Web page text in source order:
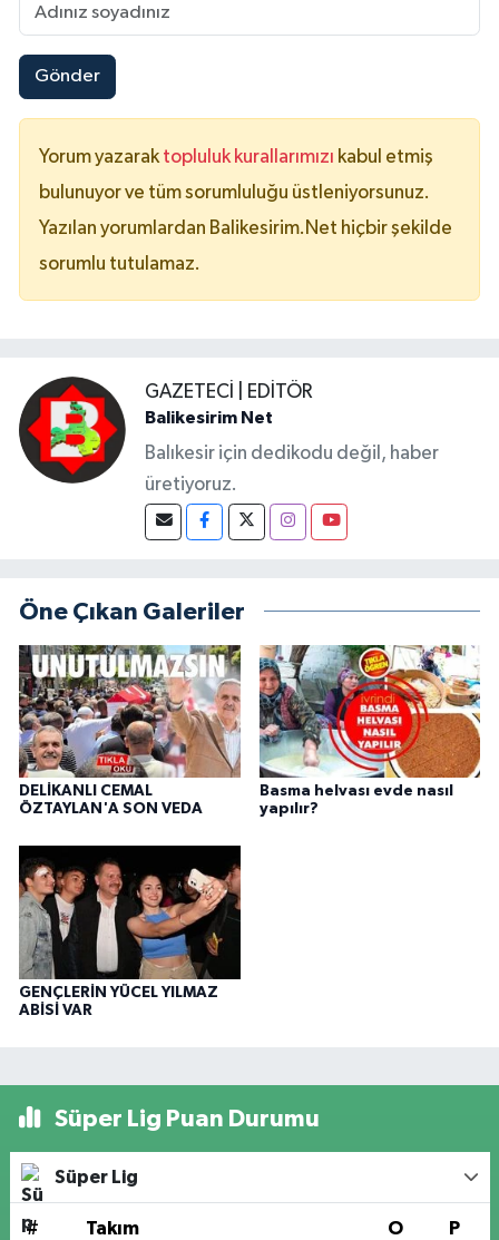
Gönder
Yorum yazarak topluluk kurallarımızı kabul etmiş
bulunuyor ve tüm sorumluluğu üstleniyorsunuz.
Yazılan yorumlardan Balikesirim.Net hiçbir şekilde
sorumlu tutulamaz.
GAZETECI | EDITÖR
Balikesirim Net
Balıkesir için dedikodu değil, haber
üretiyoruz.
Öne Çıkan Galeriler
DELİKANLI CEMAL
ÖZTAYLAN'A SON VEDA
Basma helvası evde nasıl
yapılır?
GENÇLERİN YÜCEL YILMAZ
ABİSİ VAR
Süper Lig Puan Durumu
Süper Lig
# Takım O P